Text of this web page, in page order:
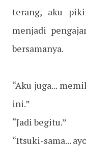
terang, aku
menjadi
bersamanya.
“Aku juga...
ini.”
“Jadi begitu.”
“Itsuki-sama...